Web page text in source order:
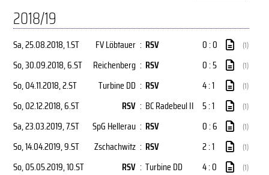
2018/19
Sa, 25.08.2018, 1.ST FV Löbtauer : RSV 0 : 0 (1)
So, 30.09.2018, 6.ST Reichenberg : RSV 0 : 5 (1)
So, 04.11.2018, 2.ST Turbine DD : RSV 4 : 1 (1)
So, 02.12.2018, 6.ST RSV : BC Radebeul II 5 : 1 (1)
Sa, 23.03.2019, 7.ST SpG Hellerau : RSV 0 : 6 (1)
So, 14.04.2019, 9.ST Zschachwitz : RSV 2 : 1 (1)
So, 05.05.2019, 10.ST RSV : Turbine DD 4 : 0 (1)